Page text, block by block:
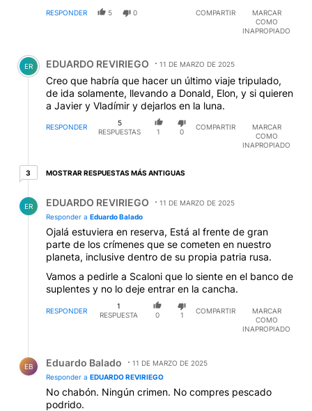
RESPONDER 5 0 COMPARTIR
MARCAR
COMO
INAPROPIADO
Comentario de EDUARDO REVIRIEGO.
ER EDUARDO REVIRIEGO 11 DE MARZO DE 2025
Creo que habría que hacer un último viaje tripulado,
de ida solamente, llevando a Donald, Elon, y si quieren
a Javier y Vladímir y dejarlos en la luna.
RESPONDER
5
RESPUESTAS
1 0
COMPARTIR
MARCAR
COMO
INAPROPIADO
33 respuestas más antiguas
MOSTRAR RESPUESTAS MÁS ANTIGUAS
ER EDUARDO REVIRIEGO
11 DE MARZO DE 2025
Responder a Eduardo Balado
Ojalá estuviera en reserva, Está al frente de gran
parte de los crímenes que se cometen en nuestro
planeta, inclusive dentro de su propia patria rusa.
Vamos a pedirle a Scaloni que lo siente en el banco de
suplentes y no lo deje entrar en la cancha.
RESPONDER
1
RESPUESTA
0 1
COMPARTIR
MARCAR
COMO
INAPROPIADO
EB Eduardo Balado
11 DE MARZO DE 2025
Responder a EDUARDO REVIRIEGO
No chabón. Ningún crimen. No compres pescado
podrido.